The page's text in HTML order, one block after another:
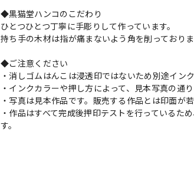
◆黒猫堂ハンコのこだわり
ひとつひとつ丁寧に手彫りして作っています。
持ち手の木材は指が痛まないよう角を削っておりま
◆ご注意ください
・消しゴムはんこは浸透印ではないため別途インク
・インクカラーや押し方によって、見本写真の通
・写真は見本作品です。販売する作品とは印面が
・作品はすべて完成後押印テストを行っているた
す。